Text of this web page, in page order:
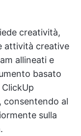
creatività,
attività creative
allineati e
basato
consentendo al
sulla